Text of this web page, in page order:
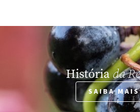
Históriada
SAIBA MAIS